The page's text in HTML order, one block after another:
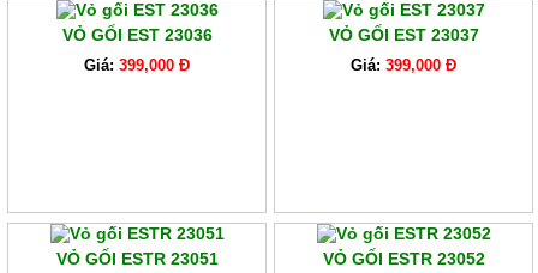
VỎ GỐI EST 23036
Giá: 399,000 Đ
VỎ GỐI EST 23037
Giá: 399,000 Đ
VỎ GỐI ESTR 23051 VỎ GỐI ESTR 23052